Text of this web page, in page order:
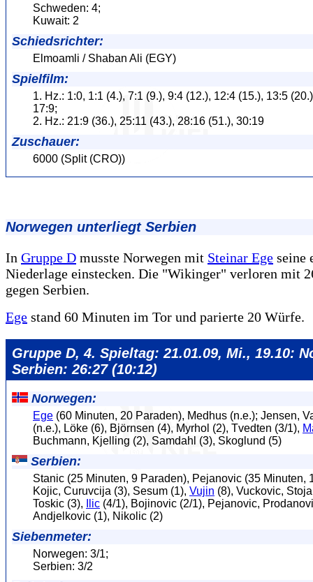
Schweden: 4;
Kuwait: 2
Schiedsrichter:
Elmoamli / Shaban Ali (EGY)
Spielfilm:
1. Hz.: 1:0, 1:1 (4.), 7:1 (9.), 9:4 (12.), 12:4 (15.), 13:5
17:9;
2. Hz.: 21:9 (36.), 25:11 (43.), 28:16 (51.), 30:19
Zuschauer:
6000 (Split (CRO))
Norwegen unterliegt Serbien
In Gruppe D musste Norwegen mit Steinar Ege seine
Niederlage einstecken. Die "Wikinger" verloren mit
gegen Serbien.
Ege stand 60 Minuten im Tor und parierte 20 Würfe.
Gruppe D, 4. Spieltag: 21.01.09, Mi., 19.10:
Serbien: 26:27 (10:12)
Norwegen:
Ege (60 Minuten, 20 Paraden), Medhus (n.e.); Jensen,
(n.e.), Löke (6), Björnsen (4), Myrhol (2), Tvedten (3/1),
Buchmann, Kjelling (2), Samdahl (3), Skoglund (5)
Serbien:
Stanic (25 Minuten, 9 Paraden), Pejanovic (35 Minuten,
Kojic, Curuvcija (3), Sesum (1), Vujin (8), Vuckovic,
Toskic (3),
Ilic (4/1), Bojinovic (2/1), Pejanovic,
Andjelkovic (1), Nikolic (2)
Siebenmeter:
Norwegen: 3/1;
Serbien: 3/2